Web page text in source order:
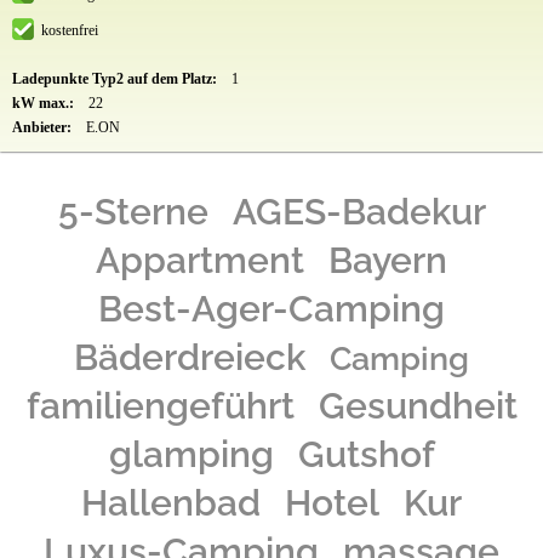
kostenfrei
Ladepunkte Typ2 auf dem Platz:
1
kW max.:
22
Anbieter:
E.ON
5-Sterne AGES-Badekur
Appartment
Bayern
Best-Ager-Camping
Bäderdreieck
Camping
familiengeführt
Gesundheit
glamping
Gutshof
Hallenbad
Hotel
Kur